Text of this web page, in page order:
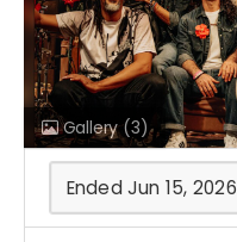
Gallery(3)
Ended Jun 15, 2026